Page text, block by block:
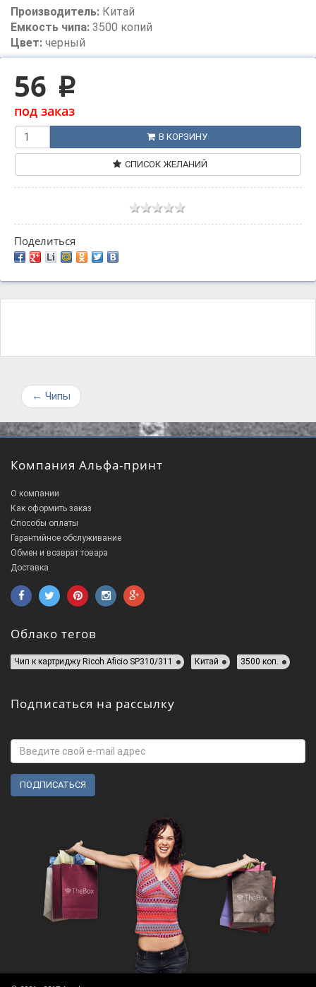
Производитель: Китай
Емкость чипа: 3500 копий
Цвет: черный
56 p
под заказ
В КОРЗИНУ
СПИСОК ЖЕЛАНИЙ
Поделиться
← Чипы
Компания Альфа-принт
О компании
Как оформить заказ
Способы оплаты
Гарантийное обслуживание
Обмен и возврат товара
Доставка
Облако тегов
Чип к картриджу Ricoh Aficio SP310/311 Китай 3500 коп.
Подписаться на рассылку